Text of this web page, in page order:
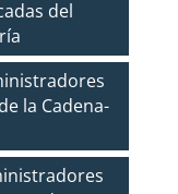
del
la Cadena-